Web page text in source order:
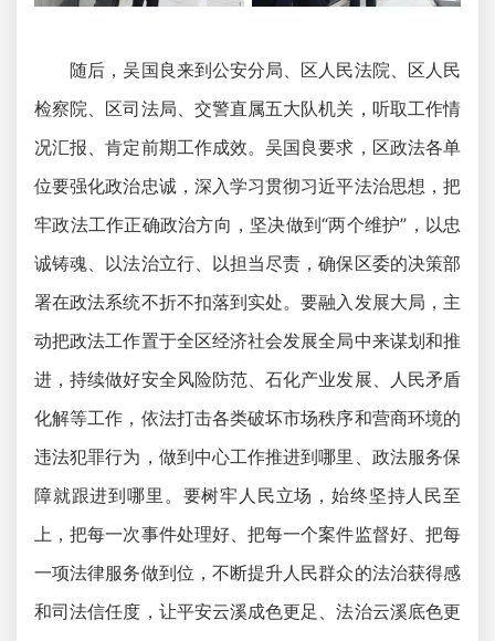
随后，吴国良来到公安分局、区人民法院、区人民
检察院、区司法局、交警直属五大队机关，听取工作情
况汇报、肯定前期工作成效。吴国良要求，区政法各单
位要强化政治忠诚，深入学习贯彻习近平法治思想，把
牢政法工作正确政治方向，坚决做到“两个维护”，以忠
诚铸魂、以法治立行、以担当尽责，确保区委的决策部
署在政法系统不折不扣落到实处。要融入发展大局，主
动把政法工作置于全区经济社会发展全局中来谋划和推
进，持续做好安全风险防范、石化产业发展、人民矛盾
化解等工作，依法打击各类破坏市场秩序和营商环境的
违法犯罪行为，做到中心工作推进到哪里、政法服务保
障就跟进到哪里。要树牢人民立场，始终坚持人民至
上，把每一次事件处理好、把每一个案件监督好、把每
一项法律服务做到位，不断提升人民群众的法治获得感
和司法信任度，让平安云溪成色更足、法治云溪底色更